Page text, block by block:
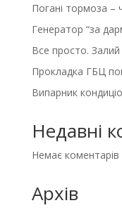
Погані тормоза –
Генератор “за
Все просто.
Прокладка ГБЦ
Випарник
Недавні
Немає коментарів
Архів